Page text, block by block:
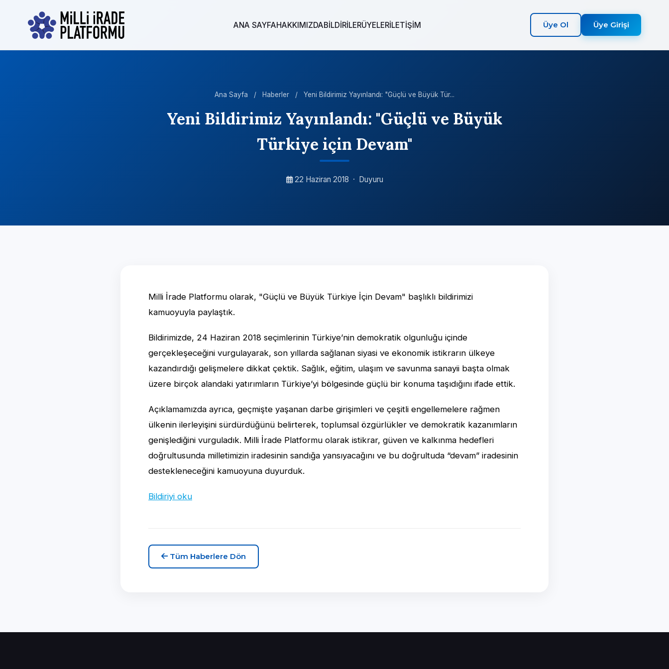
ANA SAYFAHAKKIMIZDABİLDİRİLERÜYELERİLETİŞİM Üye Ol Üye Girişi
Ana Sayfa / Haberler / Yeni Bildirimiz Yayınlandı: "Güçlü ve Büyük Tür...
Yeni Bildirimiz Yayınlandı: "Güçlü ve Büyük
Türkiye için Devam"
22 Haziran 2018 · Duyuru
Milli İrade Platformu olarak, "Güçlü ve Büyük Türkiye İçin Devam" başlıklı bildirimizi
kamuoyuyla paylaştık.
Bildirimizde, 24 Haziran 2018 seçimlerinin Türkiye’nin demokratik olgunluğu içinde
gerçekleşeceğini vurgulayarak, son yıllarda sağlanan siyasi ve ekonomik istikrarın ülkeye
kazandırdığı gelişmelere dikkat çektik. Sağlık, eğitim, ulaşım ve savunma sanayii başta olmak
üzere birçok alandaki yatırımların Türkiye’yi bölgesinde güçlü bir konuma taşıdığını ifade ettik.
Açıklamamızda ayrıca, geçmişte yaşanan darbe girişimleri ve çeşitli engellemelere rağmen
ülkenin ilerleyişini sürdürdüğünü belirterek, toplumsal özgürlükler ve demokratik kazanımların
genişlediğini vurguladık. Milli İrade Platformu olarak istikrar, güven ve kalkınma hedefleri
doğrultusunda milletimizin iradesinin sandığa yansıyacağını ve bu doğrultuda “devam” iradesinin
destekleneceğini kamuoyuna duyurduk.
Bildiriyi oku
Tüm Haberlere Dön